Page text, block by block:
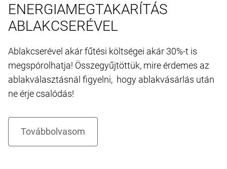
ENERGIAMEGTAKARÍTÁS
ABLAKCSERÉVEL
Ablakcserével akár fűtési költségei akár 30%-t is
megspórolhatja! Összegyűjtöttük, mire érdemes az
ablakválasztásnál figyelni, hogy ablakvásárlás után
ne érje csalódás!